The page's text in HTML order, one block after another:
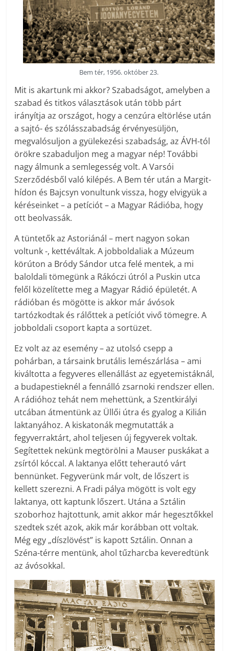
Bem tér, 1956. október 23.
Mit is akartunk mi akkor? Szabadságot, amelyben a
szabad és titkos választások után több párt
irányítja az országot, hogy a cenzúra eltörlése után
a sajtó- és szólásszabadság érvényesüljön,
megvalósuljon a gyülekezési szabadság, az ÁVH-tól
örökre szabaduljon meg a magyar nép! További
nagy álmunk a semlegesség volt. A Varsói
Szerződésből való kilépés. A Bem tér után a Margit-
hídon és Bajcsyn vonultunk vissza, hogy elvigyük a
kéréseinket – a petíciót – a Magyar Rádióba, hogy
ott beolvassák.
A tüntetők az Astoriánál – mert nagyon sokan
voltunk -, kettéváltak. A jobboldaliak a Múzeum
körúton a Bródy Sándor utca felé mentek, a mi
baloldali tömegünk a Rákóczi útról a Puskin utca
felől közelítette meg a Magyar Rádió épületét. A
rádióban és mögötte is akkor már ávósok
tartózkodtak és rálőttek a petíciót vivő tömegre. A
jobboldali csoport kapta a sortüzet.
Ez volt az az esemény – az utolsó csepp a
pohárban, a társaink brutális lemészárlása – ami
kiváltotta a fegyveres ellenállást az egyetemistáknál,
a budapestieknél a fennálló zsarnoki rendszer ellen.
A rádióhoz tehát nem mehettünk, a Szentkirályi
utcában átmentünk az Üllői útra és gyalog a Kilián
laktanyához. A kiskatonák megmutatták a
fegyverraktárt, ahol teljesen új fegyverek voltak.
Segítettek nekünk megtörölni a Mauser puskákat a
zsírtól kóccal. A laktanya előtt teherautó várt
bennünket. Fegyverünk már volt, de lőszert is
kellett szerezni. A Fradi pálya mögött is volt egy
laktanya, ott kaptunk lőszert. Utána a Sztálin
szoborhoz hajtottunk, amit akkor már hegesztőkkel
szedtek szét azok, akik már korábban ott voltak.
Még egy „díszlövést” is kapott Sztálin. Onnan a
Széna-térre mentünk, ahol tűzharcba keveredtünk
az ávósokkal.